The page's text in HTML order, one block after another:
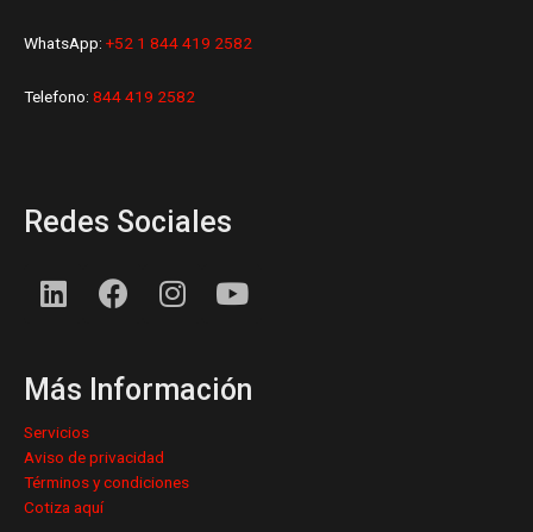
WhatsApp: +52 1 844 419 2582
Telefono: 844 419 2582
Redes Sociales
L
i
e
d
i
n
F
a
b
o
k
I
n
a
a
Y
o
u
Más Información
Servicios
Aviso de privacidad
Términos y condiciones
Cotiza aquí